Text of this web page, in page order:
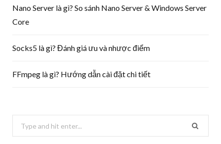
Nano Server là gì? So sánh Nano Server & Windows Server
Core
Socks5 là gì? Đánh giá ưu và nhược điểm
FFmpeg là gì? Hướng dẫn cài đặt chi tiết